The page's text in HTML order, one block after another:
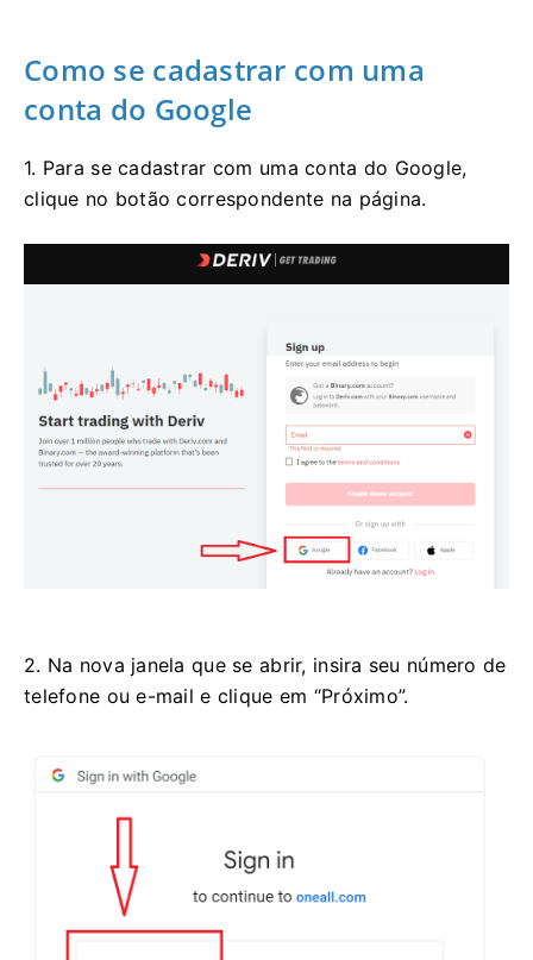
Como se cadastrar com uma
conta do Google
1. Para se cadastrar com uma conta do Google,
clique no botão correspondente na página.
2. Na nova janela que se abrir, insira seu número de
telefone ou e-mail e clique em “Próximo”.